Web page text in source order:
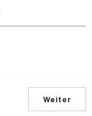
Weiter